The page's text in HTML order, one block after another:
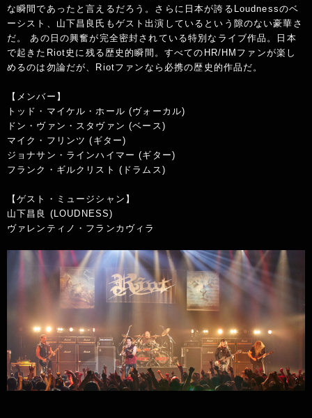
な瞬間であったと言えるだろう。さらに日本が誇るLoudnessのベ
ーシスト、山下昌良氏もゲスト出演しているという隙のない豪華さ
だ。 あの日の興奮が完全密封されている特別なライブ作品。日本
で起きたRiot史に残る歴史的瞬間。すべてのHR/HMファンが楽し
めるのは勿論だが、Riotファンなら必携の歴史的作品だ。
【メンバー】
トッド・マイケル・ホール (ヴォーカル)
ドン・ヴァン・スタヴァン (ベース)
マイク・フリンツ (ギター)
ジョナサン・ラインハイマー (ギター)
フランク・ギルクリスト (ドラムス)
【ゲスト・ミュージシャン】
山下昌良 (LOUDNESS)
ヴァレンティノ・フランカヴィラ